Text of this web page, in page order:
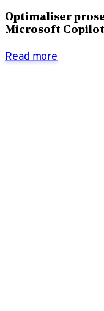
Optimaliser
Microsoft Copilot
Read more